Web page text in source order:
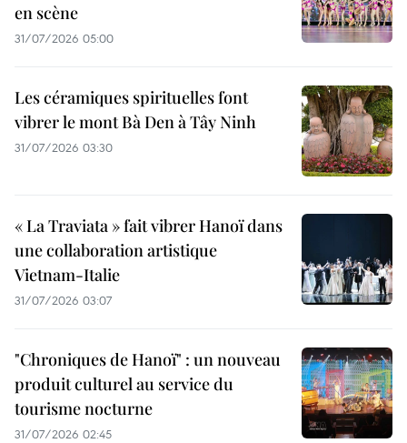
en scène
31/07/2026 05:00
Les céramiques spirituelles font
vibrer le mont Bà Den à Tây Ninh
31/07/2026 03:30
« La Traviata » fait vibrer Hanoï dans
une collaboration artistique
Vietnam-Italie
31/07/2026 03:07
"Chroniques de Hanoï" : un nouveau
produit culturel au service du
tourisme nocturne
31/07/2026 02:45